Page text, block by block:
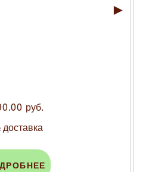
►
руб.
доставка